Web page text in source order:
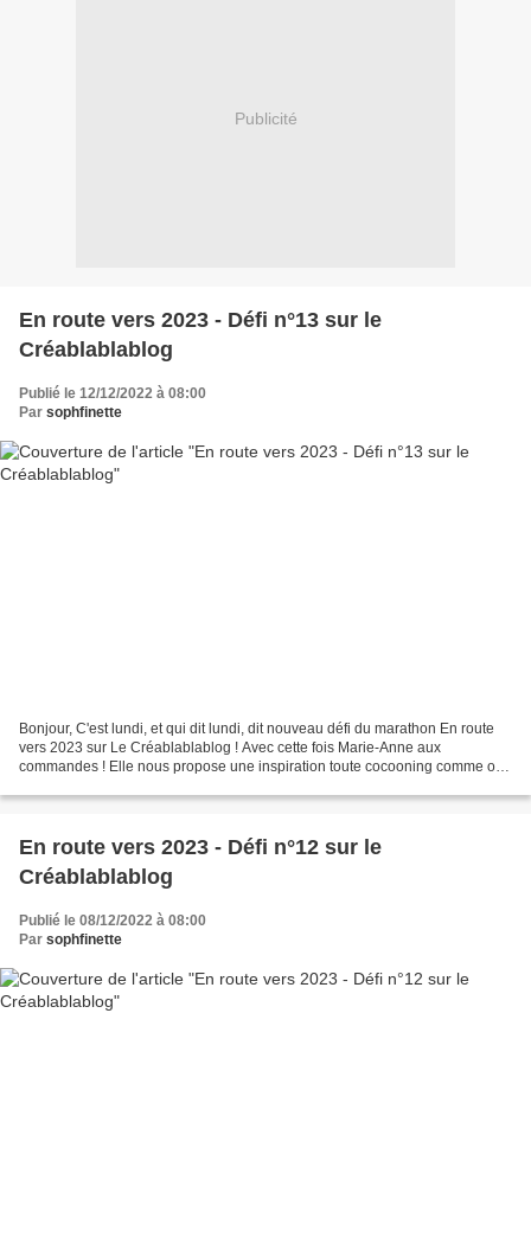
Publicité
En route vers 2023 - Défi n°13 sur le
Créablablablog
Publié le 12/12/2022 à 08:00
Par sophfinette
Bonjour, C'est lundi, et qui dit lundi, dit nouveau défi du marathon En route
vers 2023 sur Le Créablablablog ! Avec cette fois Marie-Anne aux
commandes ! Elle nous propose une inspiration toute cocooning comme on
En route vers 2023 - Défi n°12 sur le
Créablablablog
Publié le 08/12/2022 à 08:00
Par sophfinette